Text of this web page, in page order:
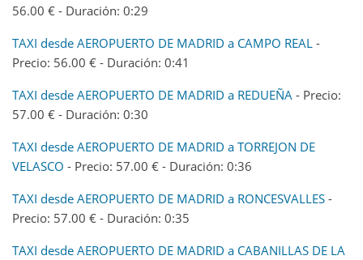
56.00 € - Duración: 0:29
TAXI desde AEROPUERTO DE MADRID a CAMPO REAL -
Precio: 56.00 € - Duración: 0:41
TAXI desde AEROPUERTO DE MADRID a REDUEÑA - Precio:
57.00 € - Duración: 0:30
TAXI desde AEROPUERTO DE MADRID a TORREJON DE
VELASCO - Precio: 57.00 € - Duración: 0:36
TAXI desde AEROPUERTO DE MADRID a RONCESVALLES -
Precio: 57.00 € - Duración: 0:35
TAXI desde AEROPUERTO DE MADRID a CABANILLAS DE LA